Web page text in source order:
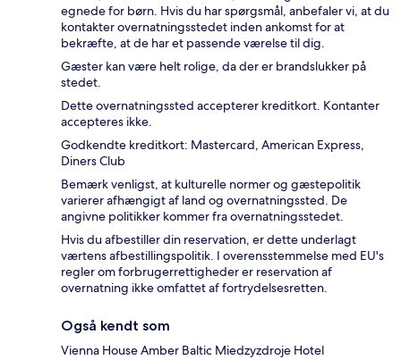
egnede for børn. Hvis du har spørgsmål, anbefaler vi, at du
kontakter overnatningsstedet inden ankomst for at
bekræfte, at de har et passende værelse til dig.
Gæster kan være helt rolige, da der er brandslukker på
stedet.
Dette overnatningssted accepterer kreditkort. Kontanter
accepteres ikke.
Godkendte kreditkort: Mastercard, American Express,
Diners Club
Bemærk venligst, at kulturelle normer og gæstepolitik
varierer afhængigt af land og overnatningssted. De
angivne politikker kommer fra overnatningsstedet.
Hvis du afbestiller din reservation, er dette underlagt
værtens afbestillingspolitik. I overensstemmelse med EU's
regler om forbrugerrettigheder er reservation af
overnatning ikke omfattet af fortrydelsesretten.
Også kendt som
Vienna House Amber Baltic Miedzyzdroje Hotel